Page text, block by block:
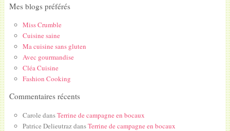
Mes blogs préférés
Miss Crumble
Cuisine saine
Ma cuisine sans gluten
Avec gourmandise
Cléa Cuisine
Fashion Cooking
Commentaires récents
Carole dansTerrine de campagne en bocaux
Patrice DelieutrazdansTerrine de campagne en bocaux